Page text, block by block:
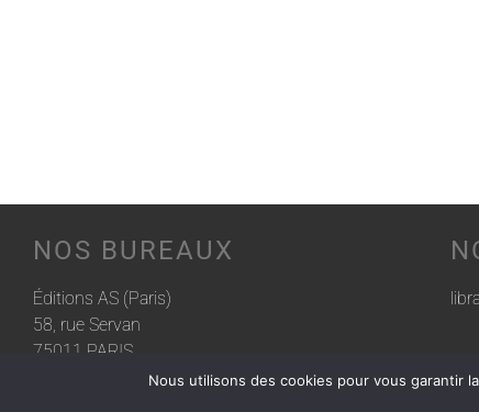
NOS BUREAUX
Éditions AS (Paris)
58, rue Servan
75011 PARIS
Nous utilisons des cookies pour vous garantir